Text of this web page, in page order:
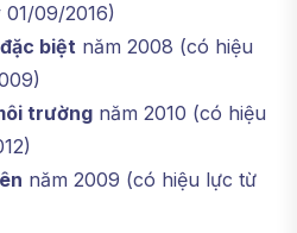
09/2016)
biệt năm 2008 (có hiệu
trường năm 2010 (có hiệu
năm 2009 (có hiệu lực từ